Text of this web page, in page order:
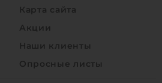
Карта сайта
Акции
Наши клиенты
Опросные листы